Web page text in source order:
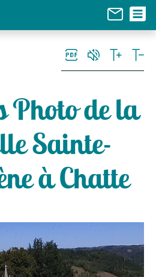
Photo de la
Sainte-
à Chatte